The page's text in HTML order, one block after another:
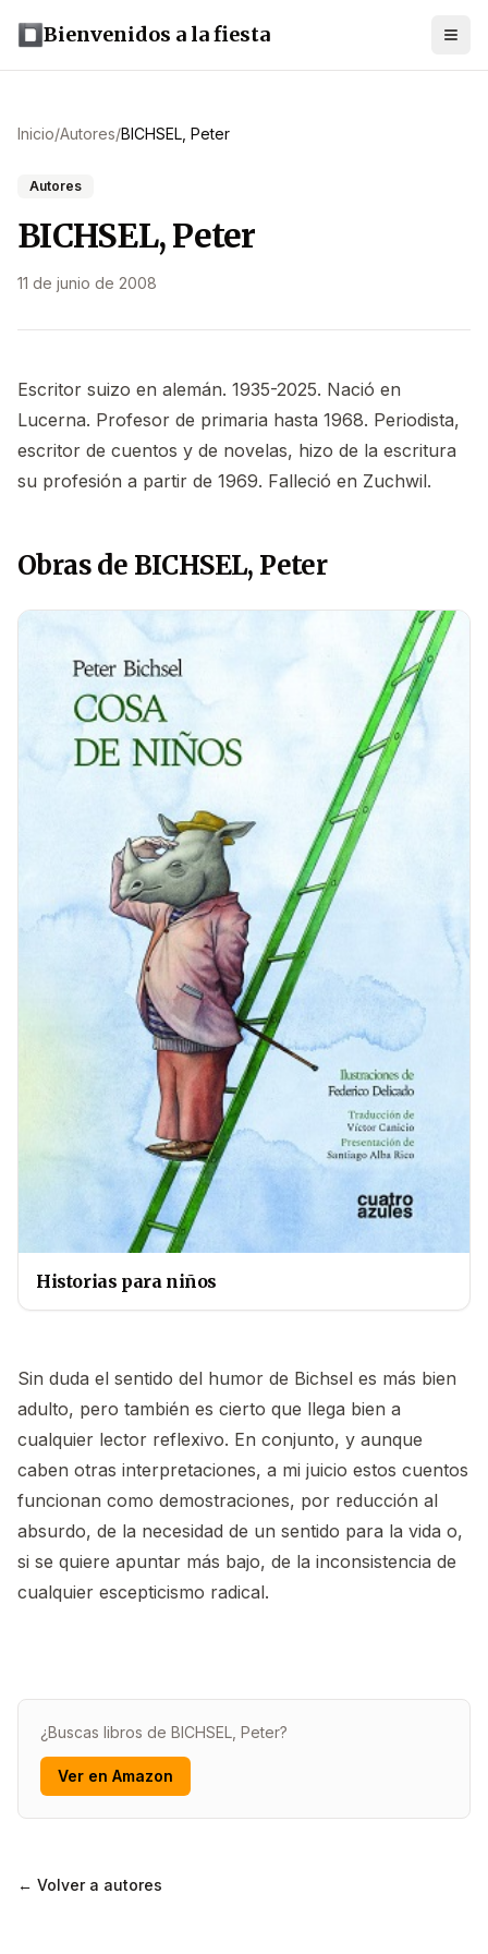
Bienvenidos a la fiesta
Inicio/Autores/BICHSEL, Peter
Autores
BICHSEL, Peter
11 de junio de 2008
Escritor suizo en alemán. 1935-2025. Nació en
Lucerna. Profesor de primaria hasta 1968. Periodista,
escritor de cuentos y de novelas, hizo de la escritura
su profesión a partir de 1969. Falleció en Zuchwil.
Obras de BICHSEL, Peter
Historias para niños
Sin duda el sentido del humor de Bichsel es más bien
adulto, pero también es cierto que llega bien a
cualquier lector reflexivo. En conjunto, y aunque
caben otras interpretaciones, a mi juicio estos cuentos
funcionan como demostraciones, por reducción al
absurdo, de la necesidad de un sentido para la vida o,
si se quiere apuntar más bajo, de la inconsistencia de
cualquier escepticismo radical.
¿Buscas libros de BICHSEL, Peter?
Ver en Amazon
← Volver a autores